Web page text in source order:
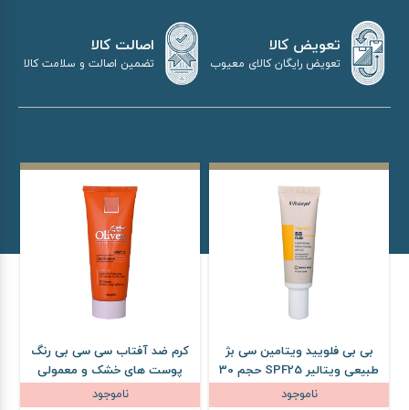
تعویض کالا
تعویض رایگان کالای معیوب
اصالت کالا
تضمین اصالت و سلامت کالا
بی بی فلویید ویتامین سی بژ
طبیعی ویتالیر SPF25 حجم 30
میلی لیتر
ناموجود
کرم ضد آفتاب سی سی بی رنگ
پوست های خشک و معمولی
ناموجود